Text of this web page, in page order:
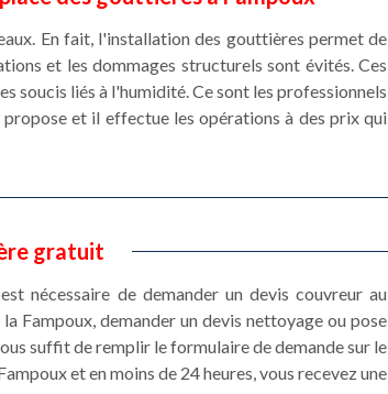
En fait, l'installation des gouttières permet de
et les dommages structurels sont évités. Ces
soucis liés à l'humidité. Ce sont les professionnels
et il effectue les opérations à des prix qui
gratuit
nécessaire de demander un devis couvreur au
Fampoux, demander un devis nettoyage ou pose
suffit de remplir le formulaire de demande sur le
et en moins de 24 heures, vous recevez une